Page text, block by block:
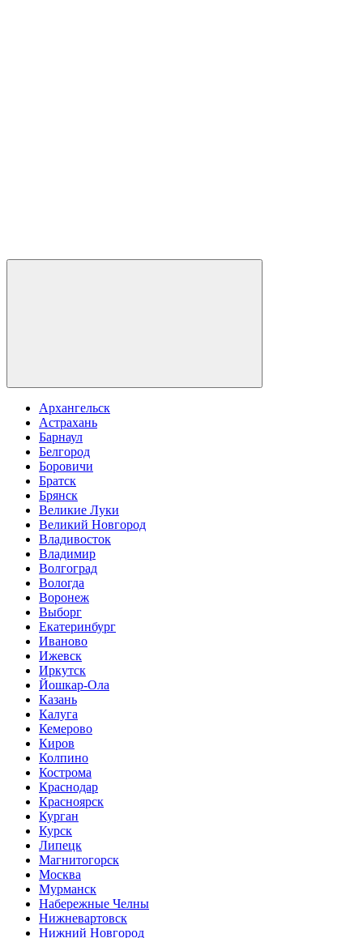
Архангельск
Астрахань
Барнаул
Белгород
Боровичи
Братск
Брянск
Великие Луки
Великий Новгород
Владивосток
Владимир
Волгоград
Вологда
Воронеж
Выборг
Екатеринбург
Иваново
Ижевск
Иркутск
Йошкар-Ола
Казань
Калуга
Кемерово
Киров
Колпино
Кострома
Краснодар
Красноярск
Курган
Курск
Липецк
Магнитогорск
Москва
Мурманск
Набережные Челны
Нижневартовск
Нижний Новгород